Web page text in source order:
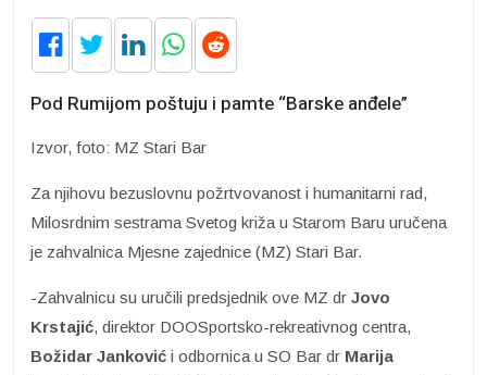
Pod Rumijom poštuju i pamte “Barske anđele”
Izvor, foto: MZ Stari Bar
Za njihovu bezuslovnu požrtvovanost i humanitarni rad,
Milosrdnim sestrama Svetog križa u Starom Baru uručena
je zahvalnica Mjesne zajednice (MZ) Stari Bar.
-Zahvalnicu su uručili predsjednik ove MZ dr Jovo
Krstajić, direktor DOOSportsko-rekreativnog centra,
Božidar Janković i odbornica u SO Bar dr Marija